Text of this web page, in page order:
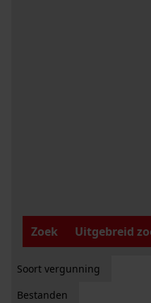
Zoek
Uitgebreid
Soort vergunning
Bestanden